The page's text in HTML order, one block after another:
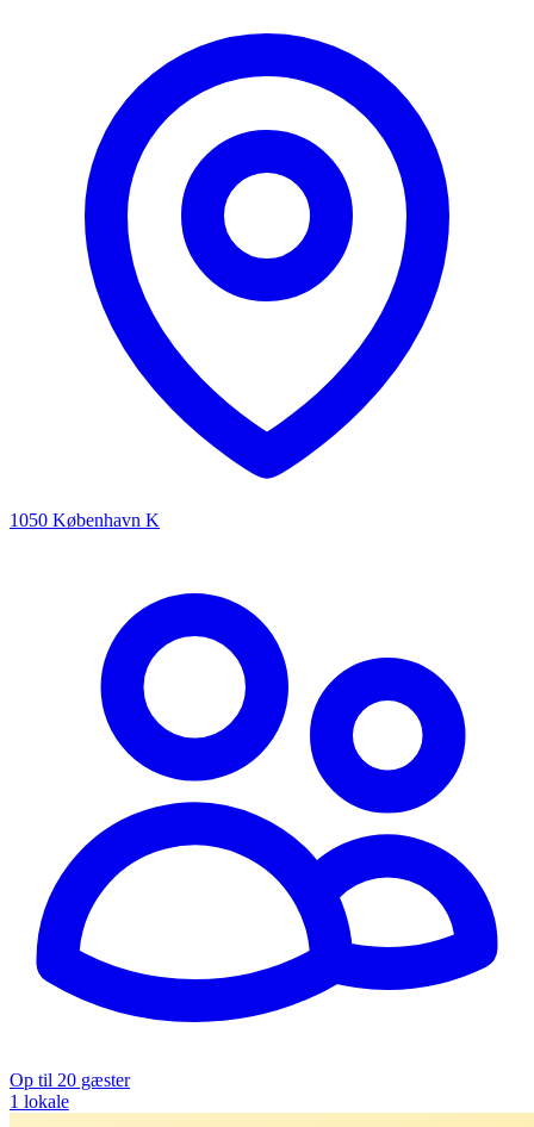
1050 København K
Op til 20 gæster
1 lokale